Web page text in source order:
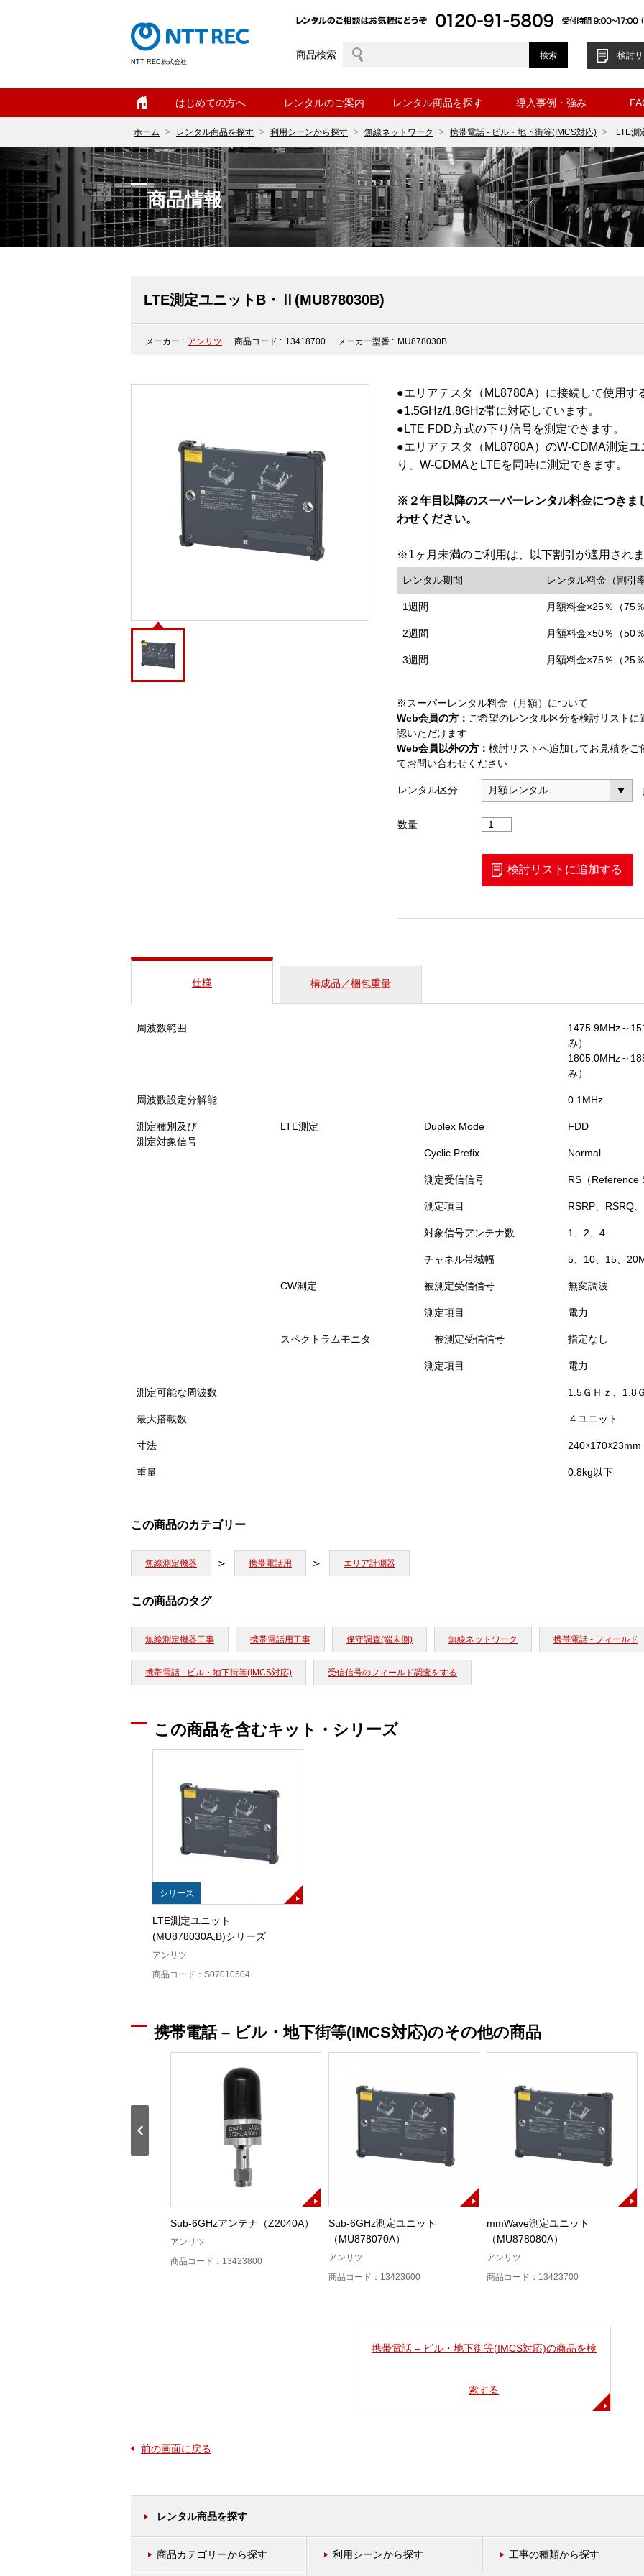
NTT REC株式会社
商品検索 検討
はじめての方へ レンタルのご案内 レンタル商品を探す 導入事例・強み
ホーム レンタル商品を探す 利用シーンから探す 無線ネットワーク 携帯電話 - ビル・地下街等(IMCS対応) LTE
商品情報
LTE測定ユニットB・Ⅱ(MU878030B)
メーカー : アンリツ 商品コード : 13418700 メーカー型番 : MU878030B
●エリアテスタ（ML8780A）に接続して使用す
●1.5GHz/1.8GHz帯に対応しています。
●LTE FDD方式の下り信号を測定できます。
●エリアテスタ（ML8780A）のW-CDMA測定
り、W-CDMAとLTEを同時に測定できます。
※２年目以降のスーパーレンタル料金につきま
わせください。
※1ヶ月未満のご利用は、以下割引が適用され
レンタル期間 レンタル料金（割引
1週間 月額料金×25％（75
2週間 月額料金×50％（50
3週間 月額料金×75％（25
※スーパーレンタル料金（月額）について
Web会員の方： ご希望のレンタル区分を検討リスト
認いただけます
Web会員以外の方： 検討リストへ追加してお見積をご
てお問い合わせください
レンタル区分
数量
LTE
定
ニ
検討リストに追加する
仕様 構成品／梱包重量
周波数範囲
1475.9MHz～
み）
1805.0MHz～
み）
周波数設定分解能 0.1MHz
測定種別及び
測定対象信号
LTE測定 Duplex Mode FDD
Cyclic Prefix Normal
測定受信信号 RS（Reference
測定項目 RSRP、RSRQ
対象信号アンテナ数 1、2、4
チャネル帯域幅 5、10、15、
CW測定 被測定受信信号 無変調波
測定項目 電力
スペクトラムモニタ 被測定受信信号 指定なし
測定項目 電力
測定可能な周波数 1.5ＧＨｚ、1.8
最大搭載数 ４ユニット
寸法 240☓170☓23mm
重量 0.8kg以下
この商品のカテゴリー
無線測定機器 携帯電話用 エリア計測器
この商品のタグ
無線測定機器工事 携帯電話用工事 保守調査(端末側) 無線ネットワーク 携帯電話 - フィールド
携帯電話 - ビル・地下街等(IMCS対応) 受信信号のフィールド調査をする
この商品を含むキット・シリーズ
LTE測定ユニット
(MU878030A,B)シリーズ
アンリツ
商品コード：S07010504
シリーズ
携帯電話 – ビル・地下街等(IMCS対応)のその他の商品
Sub-6GHzアンテナ（Z2040A）
アンリツ
商品コード：13423800
Sub-6GHz測定ユニット
（MU878070A）
アンリツ
商品コード：13423600
mmWave測定ユニット
（MU878080A）
アンリツ
商品コード：13423700
携帯電話 – ビル・地下街等(IMCS対応)の商品を検
索する
前の画面に戻る
レンタル商品を探す
商品カテゴリーから探す 利用シーンから探す 工事の種類から探す